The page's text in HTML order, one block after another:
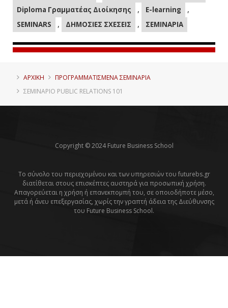
Diploma Γραμματέας Διοίκησης , E-learning ,
SEMINARS , ΔΗΜΟΣΙΕΣ ΣΧΕΣΕΙΣ , ΣΕΜΙΝΑΡΙΑ
ΑΡΧΙΚΗ
ΠΡΟΓΡΑΜΜΑΤΙΣΜΈΝΑ ΣΕΜΙΝΆΡΙΑ
ΣΕΜΙΝΆΡΙΟ PUBLIC RELATIONS 101
Copyright © 2024 Future Business School
Το σύνολο του περιεχομένου και των υπηρεσιών του futurebs.gr
διατίθεται στους επισκέπτες αυστηρά για προσωπική χρήση.
Απαγορεύεται η χρήση ή επανεκπομπή του, σε οποιοδήποτε μέσο,
μετά ή άνευ επεξεργασίας, χωρίς την γραπτή άδεια της Διεύθυνσης
του Future Business School.